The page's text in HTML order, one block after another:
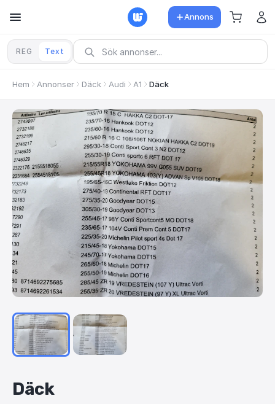
Annons
REG Text
Hem Annonser Däck Audi A1 Däck
Däck